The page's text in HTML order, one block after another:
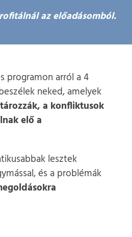
az előadásomból.
programon arról a 4
neked, amelyek
a konfliktusok
elő a
lesztek
és a problémák